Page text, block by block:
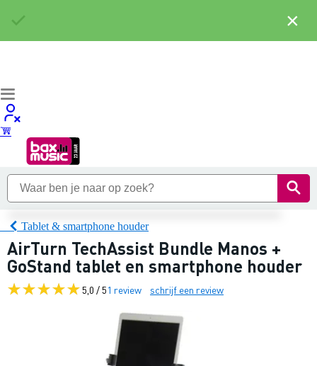
Tablet & smartphone houder
AirTurn TechAssist Bundle Manos +
GoStand tablet en smartphone houder
5,0 / 51 review schrijf een review
×